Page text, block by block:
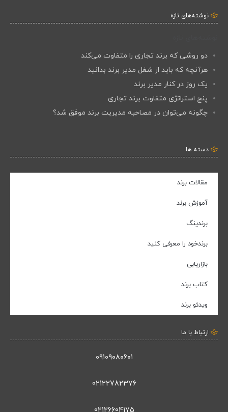
نوشته‌های تازه
دو روشی که برند تجاری را متفاوت می‌کند
هرآنچه که باید از شغل مدیر برند بدانید
یک روز در کنار مدیر برند
پنج استراتژی متفاوت برند تجاری
چگونه می‌توان در مصاحبه مدیریت برند موفق شد؟
دسته ها
مقالات برند
آموزش برند
برندینگ
برندخود را معرفی کنید
بازاریابی
کتاب برند
ویدئو برند
ارتباط با ما
۰۹۱۰۹۰۸۰۶۰۱
02122782376